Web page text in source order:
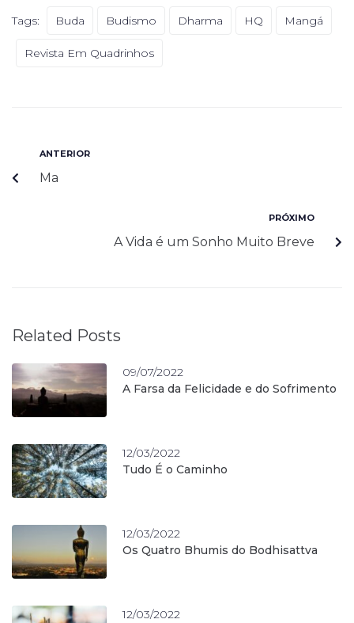
Tags: Buda Budismo Dharma HQ Mangá
Revista Em Quadrinhos
ANTERIOR
Ma
PRÓXIMO
A Vida é um Sonho Muito Breve
Related Posts
09/07/2022
A Farsa da Felicidade e do Sofrimento
12/03/2022
Tudo É o Caminho
12/03/2022
Os Quatro Bhumis do Bodhisattva
12/03/2022